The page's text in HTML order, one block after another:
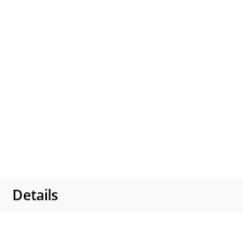
ist eine trockene und
Details